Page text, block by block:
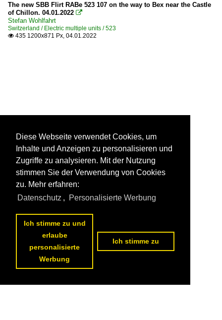
The new SBB Flirt RABe 523 107 on the way to Bex near the Castle
of Chillon. 04.01.2022 
Stefan Wohlfahrt
Switzerland / Electric multiple units / 523
 435 1200x871 Px, 04.01.2022
Diese Webseite verwendet Cookies, um
Inhalte und Anzeigen zu personalisieren und
Zugriffe zu analysieren. Mit der Nutzung
stimmen Sie der Verwendung von Cookies
zu. Mehr erfahren:
Datenschutz , Personalisierte Werbung
Ich stimme zu und
erlaube
personalisierte
Werbung
Ich stimme zu